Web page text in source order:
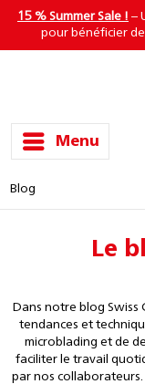
15 % Summer Sale ! –
pour bénéficier
Menu
Blog
Le
Dans notre blog Swiss
tendances et
microblading et de
faciliter le travail
par nos